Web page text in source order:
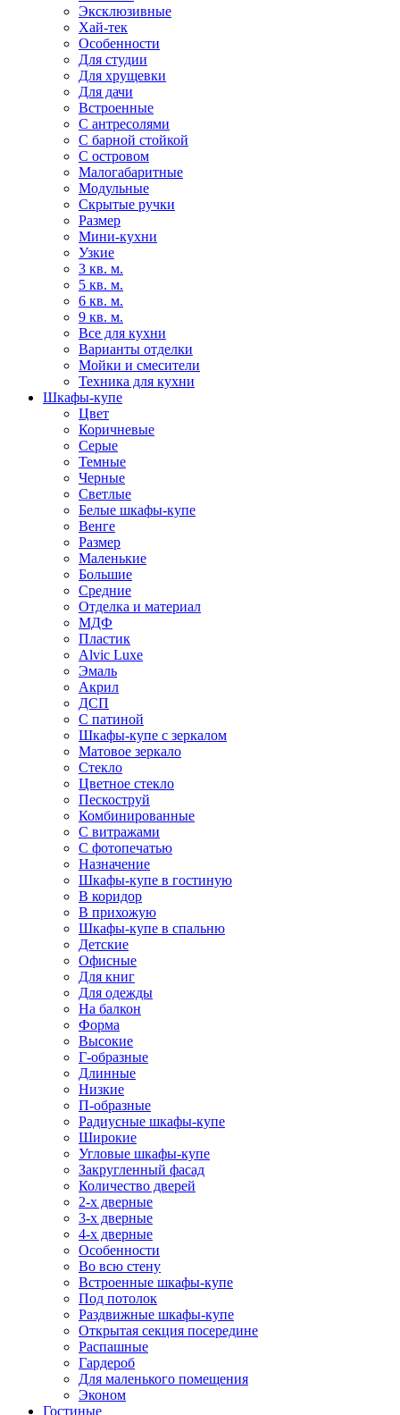
Эксклюзивные
Хай-тек
Особенности
Для студии
Для хрущевки
Для дачи
Встроенные
С антресолями
С барной стойкой
С островом
Малогабаритные
Модульные
Скрытые ручки
Размер
Мини-кухни
Узкие
3 кв. м.
5 кв. м.
6 кв. м.
9 кв. м.
Все для кухни
Варианты отделки
Мойки и смесители
Техника для кухни
Шкафы-купе
Цвет
Коричневые
Серые
Темные
Черные
Светлые
Белые шкафы-купе
Венге
Размер
Маленькие
Большие
Средние
Отделка и материал
МДФ
Пластик
Alvic Luxe
Эмаль
Акрил
ДСП
С патиной
Шкафы-купе с зеркалом
Матовое зеркало
Стекло
Цветное стекло
Пескоструй
Комбинированные
С витражами
С фотопечатью
Назначение
Шкафы-купе в гостиную
В коридор
В прихожую
Шкафы-купе в спальню
Детские
Офисные
Для книг
Для одежды
На балкон
Форма
Высокие
Г-образные
Длинные
Низкие
П-образные
Радиусные шкафы-купе
Широкие
Угловые шкафы-купе
Закругленный фасад
Количество дверей
2-х дверные
3-х дверные
4-х дверные
Особенности
Во всю стену
Встроенные шкафы-купе
Под потолок
Раздвижные шкафы-купе
Открытая секция посередине
Распашные
Гардероб
Для маленького помещения
Эконом
Гостиные